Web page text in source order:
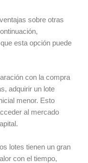
sobre otras
esta opción puede
con la compra
adquirir un lote
menor. Esto
al mercado
lotes tienen un gran
con el tiempo,